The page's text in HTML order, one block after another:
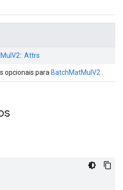
Attrs
opcionais para BatchMatMulV2